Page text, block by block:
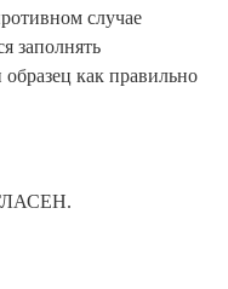
случае
заполнять
как правильно